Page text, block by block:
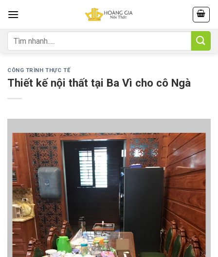
content
Tìm
kiếm:
CÔNG TRÌNH THỰC TẾ
Thiết kế nội thất tại Ba Vì cho cô Ngà